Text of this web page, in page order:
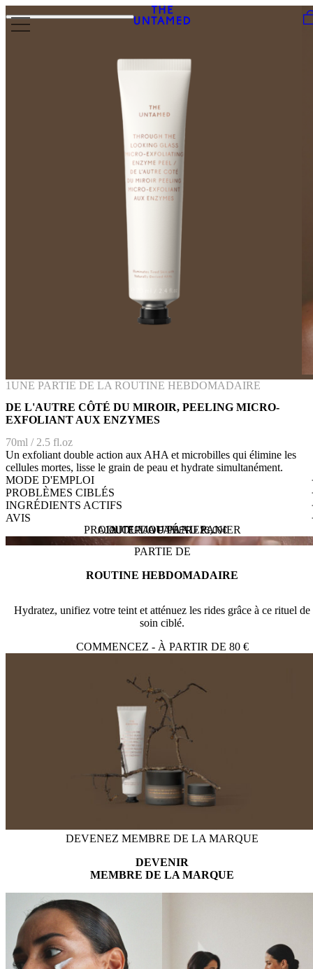
1UNE PARTIE DE LA ROUTINE HEBDOMADAIRE
DE L'AUTRE CÔTÉ DU MIROIR, PEELING MICRO-
EXFOLIANT AUX ENZYMES
70ml / 2.5 fl.oz
Un exfoliant double action aux AHA et microbilles qui élimine les
cellules mortes, lisse le grain de peau et hydrate simultanément.
MODE D'EMPLOI
PROBLÈMES CIBLÉS
INGRÉDIENTS ACTIFS
AVIS
AJOUTER AU PANIER -23,00€
AJOUT AU PANIER...
PRODUIT AJOUTÉ AU PANIER
PARTIE DE
ROUTINE HEBDOMADAIRE
Hydratez, unifiez votre teint et atténuez les rides grâce à ce rituel de
soin ciblé.
COMMENCEZ - À PARTIR DE 80 €
DEVENEZ MEMBRE DE LA MARQUE
DEVENIR
MEMBRE DE LA MARQUE